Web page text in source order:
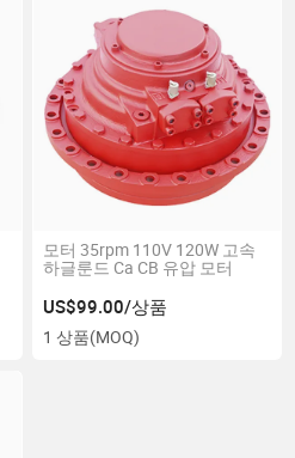
모터 35rpm 110V 120W 고속
하글룬드 Ca CB 유압 모터
US$99.00/상품
1 상품(MOQ)